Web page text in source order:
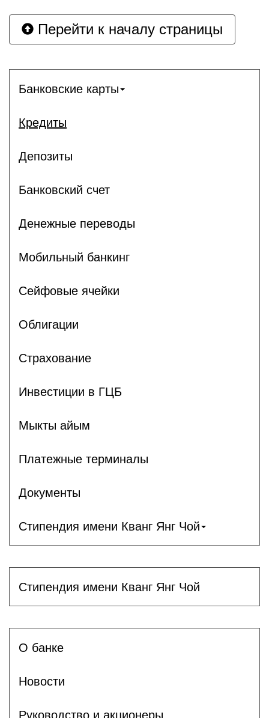
Перейти к началу страницы
Банковские карты
Кредиты
Депозиты
Банковский счет
Денежные переводы
Мобильный банкинг
Сейфовые ячейки
Облигации
Страхование
Инвестиции в ГЦБ
Мыкты айым
Платежные терминалы
Документы
Стипендия имени Кванг Янг Чой
Стипендия имени Кванг Янг Чой
О банке
Новости
Руководство и акционеры